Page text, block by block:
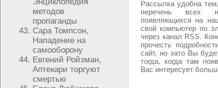
методов
пропаганды
Сара Томпсон,
Нападение на
самооборону
Евгений Ройзман,
Аптекари торгуют
смертью
Рассылка удобна
перечень всех
появляющихся на
свой компьютер по
через канал RSS.
прочесть
сайт, но зато Вы
тогда, когда там
Вас интересует